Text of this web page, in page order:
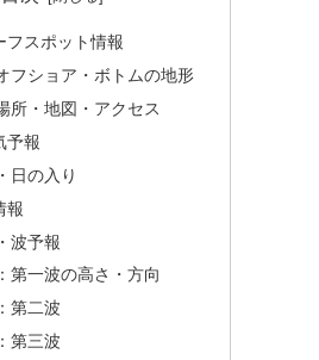
フスポット情報
フショア・ボトムの地形
所・地図・アクセス
予報
日の入り
報
波予報
第一波の高さ・方向
第二波
第三波